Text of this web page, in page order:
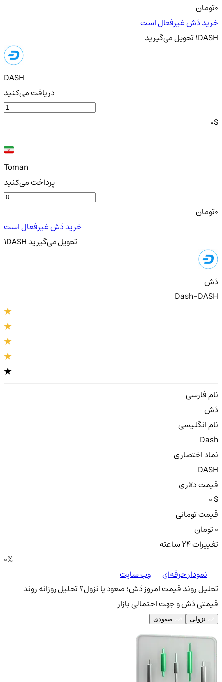
تومان
خرید دَش غیرفعال است
1DASHتحویلمی‌گیرید
DASH
دریافت می‌کنید
0$
Toman
پرداخت می‌کنید
تومان
خرید دَش غیرفعال است
1DASH تحویلمی‌گیرید
دَش
Dash-DASH
نام فارسی
دَش
نام انگلیسی
Dash
نماد اختصاری
DASH
قیمت دلاری
0 $
قیمت تومانی
تغییرات ۲۴ ساعته
0%
نمودار حرفه‌ای
وب سایت
تحلیل روند قیمت امروز دَش؛ صعود یا نزول؟تحلیل روزانه روند
قیمتی دَش و جهت احتمالی بازار
نزولی صعودی